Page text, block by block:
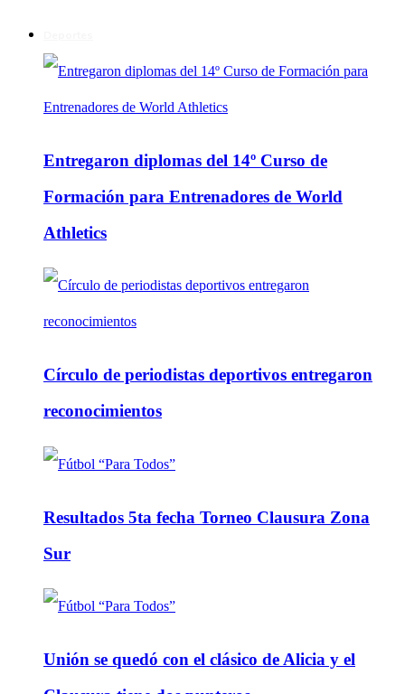
Entregaron diplomas del 14º Curso de
Formación para Entrenadores de World
Athletics
Círculo de periodistas deportivos entregaron
reconocimientos
Resultados 5ta fecha Torneo Clausura Zona
Sur
Unión se quedó con el clásico de Alicia y el